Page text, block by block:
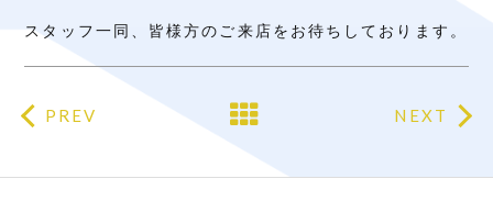
スタッフ一同、皆様方のご来店をお待ちしております。
PREV NEXT